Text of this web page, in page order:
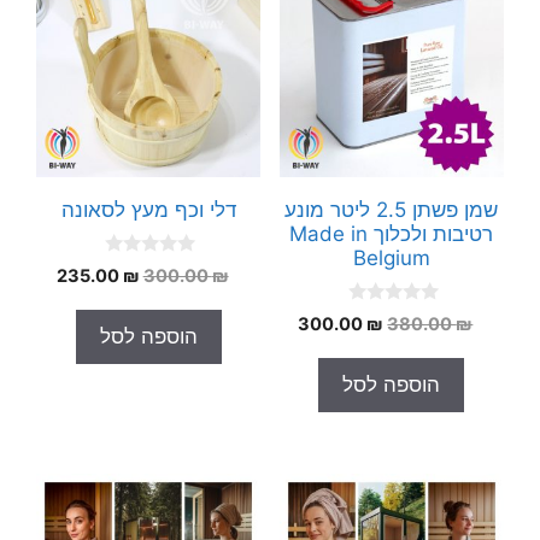
שמן פשתן 2.5 ליטר מונע
רטיבות ולכלוך Made in
Belgium
0
o
o
5
380.00₪
המחיר
היה:
380.00 ₪.
300.00 ₪
המחיר
הוספה לסל
דלי וכף מעץ לסאונה
0
o
o
5
300.00₪
המחיר
היה:
300.00 ₪.
235.00 ₪
המחיר
הוספה לסל